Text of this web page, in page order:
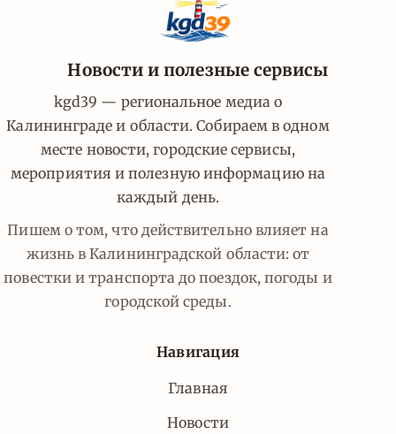
Новости и полезные сервисы
kgd39 — региональное медиа о
Калининграде и области. Собираем в одном
месте новости, городские сервисы,
мероприятия и полезную информацию на
каждый день.
Пишем о том, что действительно влияет на
жизнь в Калининградской области: от
повестки и транспорта до поездок, погоды и
городской среды.
Навигация
Главная
Новости